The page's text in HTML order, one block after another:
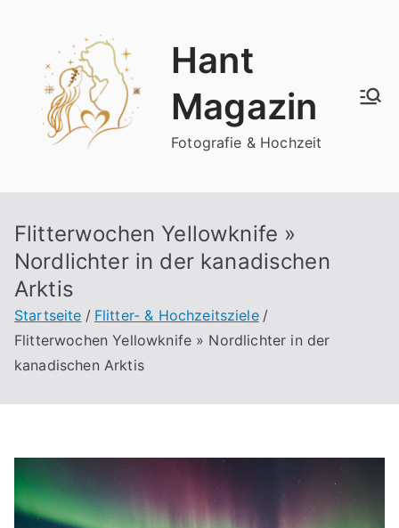
springen
Hant
Magazin
Fotografie & Hochzeit
Flitterwochen Yellowknife »
Nordlichter in der kanadischen
Arktis
Startseite
Flitter- & Hochzeitsziele
Flitterwochen Yellowknife » Nordlichter in der
kanadischen Arktis